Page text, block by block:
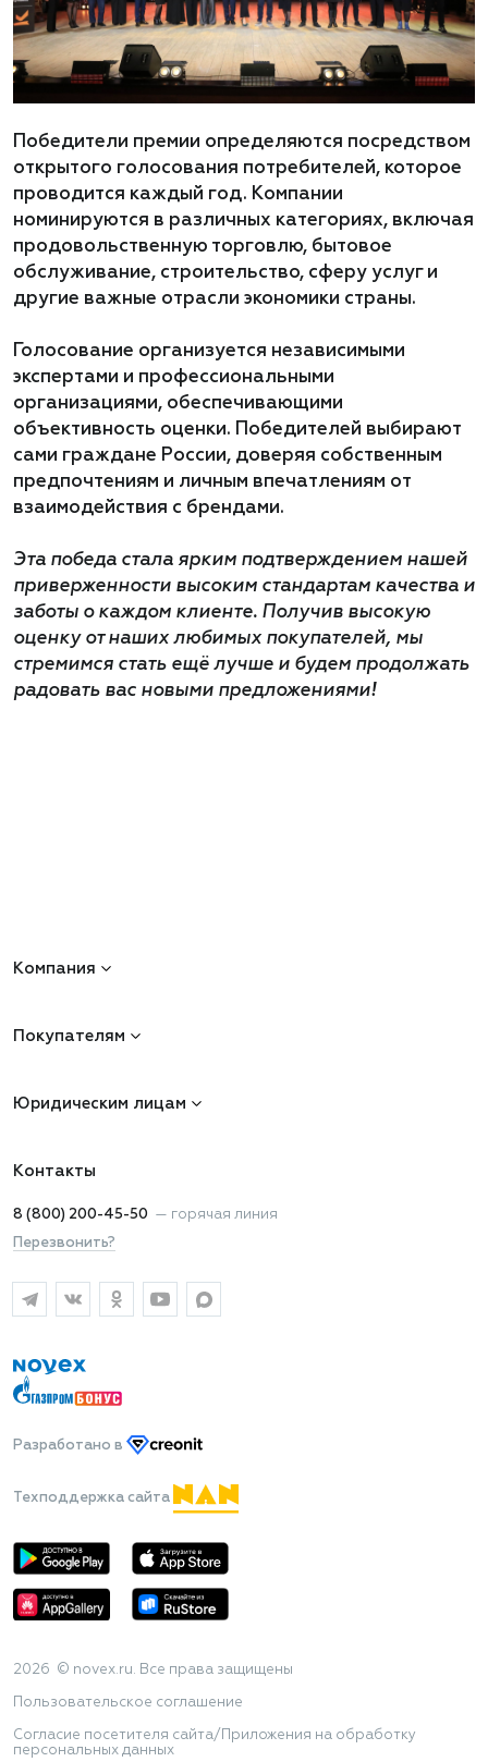
Победители премии определяются посредством
открытого голосования потребителей, которое
проводится каждый год. Компании
номинируются в различных категориях, включая
продовольственную торговлю, бытовое
обслуживание, строительство, сферу услуг и
другие важные отрасли экономики страны.
Голосование организуется независимыми
экспертами и профессиональными
организациями, обеспечивающими
объективность оценки. Победителей выбирают
сами граждане России, доверяя собственным
предпочтениям и личным впечатлениям от
взаимодействия с брендами.
Эта победа стала ярким подтверждением нашей
приверженности высоким стандартам качества и
заботы о каждом клиенте. Получив высокую
оценку от наших любимых покупателей, мы
стремимся стать ещё лучше и будем продолжать
радовать вас новыми предложениями!
Компания
Покупателям
Юридическим лицам
Контакты
8 (800) 200-45-50 — горячая линия
Перезвонить?
Разработано в
Техподдержка сайта
2026 © novex.ru. Все права защищены
Пользовательское соглашение
Согласие посетителя сайта/Приложения на обработку
персональных данных